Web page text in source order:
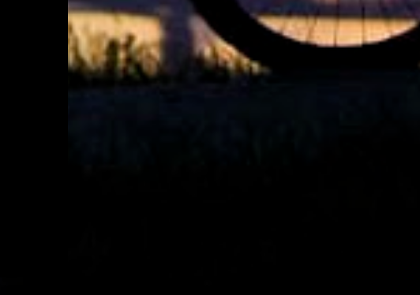
vislumbrado pelo departamento de
marketing do Corinthians. Uma conversa
com o presidente Roberto de Andrade,
animado com a boa repercussão que a